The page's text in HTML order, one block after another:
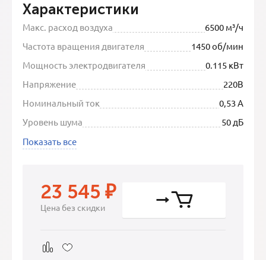
Характеристики
Макс. расход воздуха
6500 м³/ч
Частота вращения двигателя
1450 об/мин
Мощность электродвигателя
0.115 кВт
Напряжение
220В
Номинальный ток
0,53 А
Уровень шума
50 дБ
Показать все
23 545 ₽
Цена без скидки